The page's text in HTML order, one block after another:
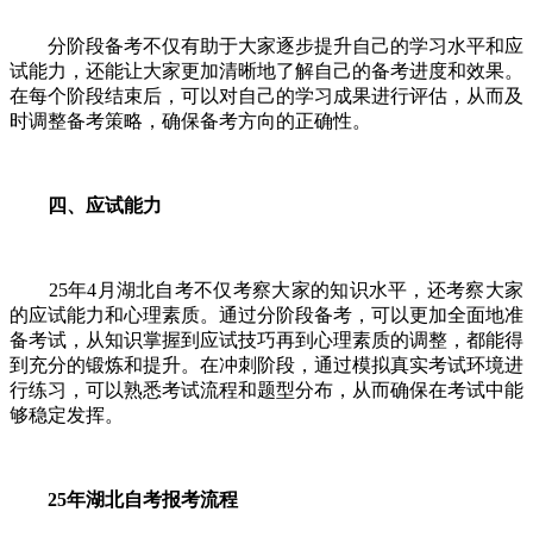
分阶段备考不仅有助于大家逐步提升自己的学习水平和应
试能力，还能让大家更加清晰地了解自己的备考进度和效果。
在每个阶段结束后，可以对自己的学习成果进行评估，从而及
时调整备考策略，确保备考方向的正确性。
四、应试能力
25年4月湖北自考不仅考察大家的知识水平，还考察大家
的应试能力和心理素质。通过分阶段备考，可以更加全面地准
备考试，从知识掌握到应试技巧再到心理素质的调整，都能得
到充分的锻炼和提升。在冲刺阶段，通过模拟真实考试环境进
行练习，可以熟悉考试流程和题型分布，从而确保在考试中能
够稳定发挥。
25年湖北自考报考流程